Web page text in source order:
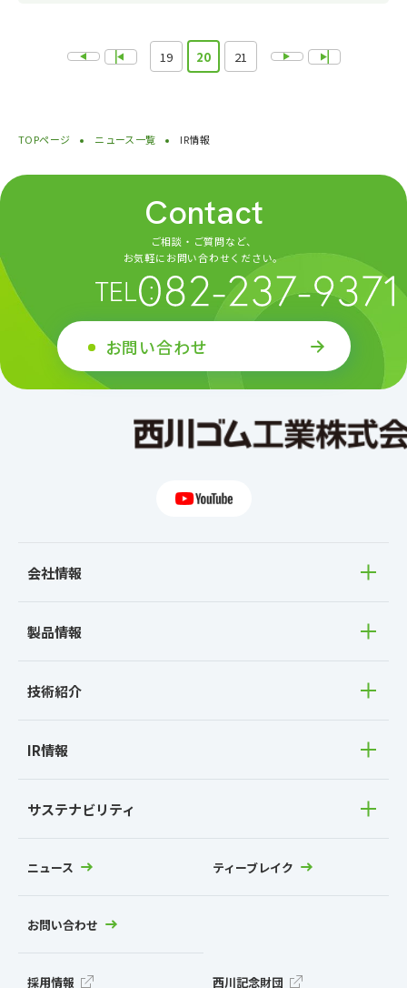
19 20 21
TOPページ ニュース一覧 IR情報
Contact
ご相談・ご質問など、
お気軽にお問い合わせください。
お問い合わせ
会社情報
製品情報
技術紹介
IR情報
サステナビリティ
ニュース ティーブレイク
お問い合わせ
採用情報 西川記念財団